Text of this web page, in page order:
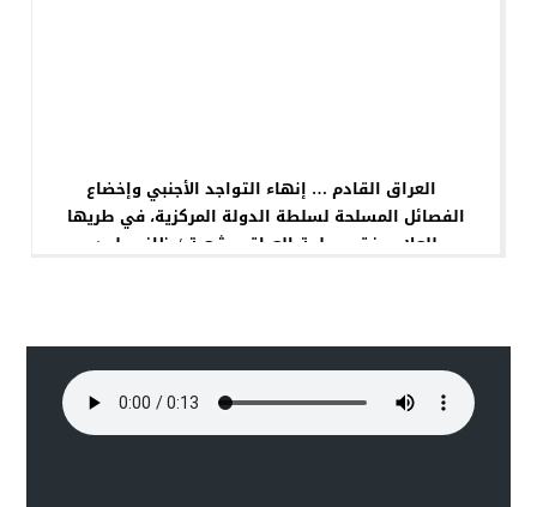
العراق القادم … إنهاء التواجد الأجنبي وإخضاع
الفصائل المسلحة لسلطة الدولة المركزية، في طريها
للعلاج وفق مصلحة العراق وشعبة / ظافر جلود